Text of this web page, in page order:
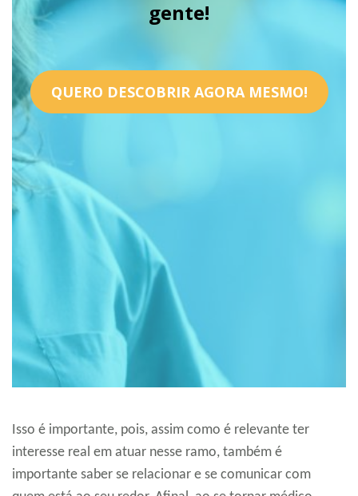
Isso é importante, pois, assim como é relevante ter
interesse real em atuar nesse ramo, também é
importante saber se relacionar e se comunicar com